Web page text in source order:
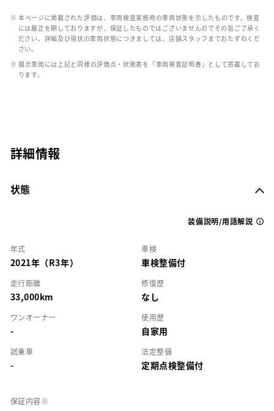
※ 本ページに掲載された評価は、車両検査実施時の車両状態を示したものです。検査
には厳正を期しておりますが、保証したものではございませんのでその旨ご了承く
ださい。詳細及び現状の車両状態につきましては、店舗スタッフまでおたずねくだ
さい。
※ 展示車両には上記と同様の評価点・状態表を「車両検査証明書」として搭載してお
ります。
詳細情報
状態
装備説明/用語解説
年式
2021年（R3年）
車検
車検整備付
走行距離
33,000km
修復歴
なし
ワンオーナー
-
使用歴
自家用
試乗車
-
法定整備
定期点検整備付
保証内容※